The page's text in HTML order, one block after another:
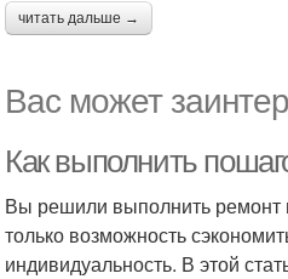
читать дальше →
Вас может
Как выполнить
Вы решили выполнить ремонт
только возможность
индивидуальность. В этой